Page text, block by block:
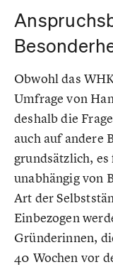
Obwohl das
Umfrage von
deshalb die
auch auf andere
grundsätzlich,
unabhängig von
Art der
Einbezogen
Gründerinnen,
40 Wochen vor